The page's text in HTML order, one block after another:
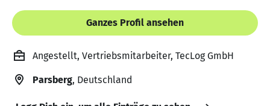
Ganzes Profil ansehen
Angestellt, Vertriebsmitarbeiter, TecLog GmbH
Parsberg, Deutschland